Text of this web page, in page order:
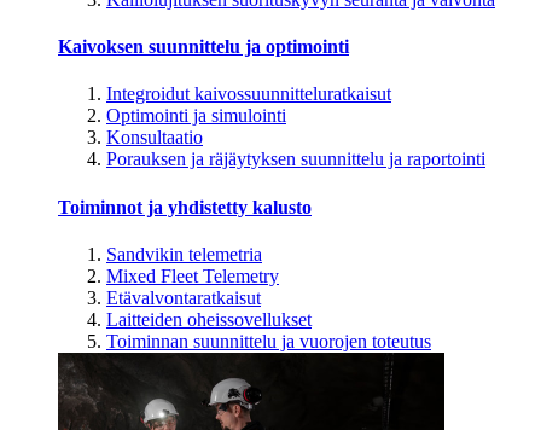
Kaivoksen suunnittelu ja optimointi
Integroidut kaivossuunnitteluratkaisut
Optimointi ja simulointi
Konsultaatio
Porauksen ja räjäytyksen suunnittelu ja raportointi
Toiminnot ja yhdistetty kalusto
Sandvikin telemetria
Mixed Fleet Telemetry
Etävalvontaratkaisut
Laitteiden oheissovellukset
Toiminnan suunnittelu ja vuorojen toteutus